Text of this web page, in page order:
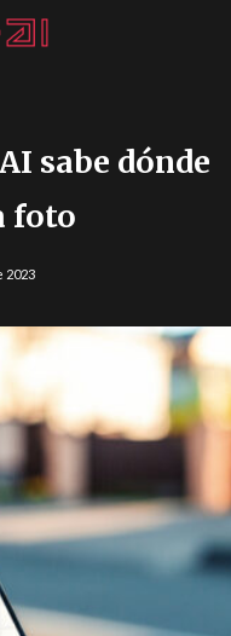
sabe dónde
foto
2023